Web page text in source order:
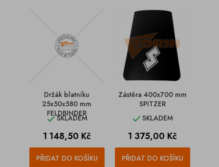
Držák blatníku
25x50x580 mm
FELDBINDER
SKLADEM
Cena
1 148,50 Kč
PŘIDAT DO KOŠÍKU
Zástěra 400x700 mm
SPITZER
SKLADEM
Cena
1 375,00 Kč
PŘIDAT DO KOŠÍKU